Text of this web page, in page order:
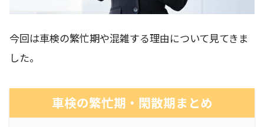
今回は車検の繁忙期や混雑する理由について見てきま
した。
車検の繁忙期・閑散期まとめ